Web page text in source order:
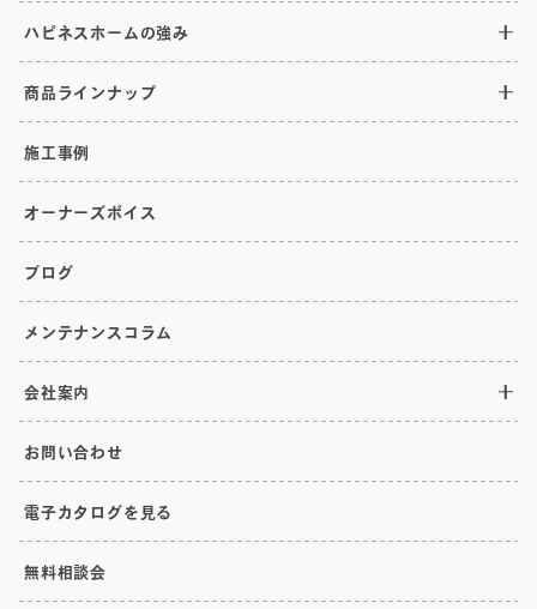
ハピネスホームの強み
商品ラインナップ
施工事例
オーナーズボイス
ブログ
メンテナンスコラム
会社案内
お問い合わせ
電子カタログを見る
無料相談会